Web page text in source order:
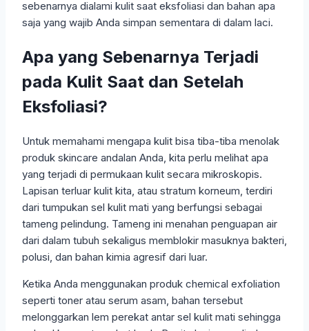
sebenarnya dialami kulit saat eksfoliasi dan bahan apa
saja yang wajib Anda simpan sementara di dalam laci.
Apa yang Sebenarnya Terjadi
pada Kulit Saat dan Setelah
Eksfoliasi?
Untuk memahami mengapa kulit bisa tiba-tiba menolak
produk skincare andalan Anda, kita perlu melihat apa
yang terjadi di permukaan kulit secara mikroskopis.
Lapisan terluar kulit kita, atau stratum korneum, terdiri
dari tumpukan sel kulit mati yang berfungsi sebagai
tameng pelindung. Tameng ini menahan penguapan air
dari dalam tubuh sekaligus memblokir masuknya bakteri,
polusi, dan bahan kimia agresif dari luar.
Ketika Anda menggunakan produk chemical exfoliation
seperti toner atau serum asam, bahan tersebut
melonggarkan lem perekat antar sel kulit mati sehingga